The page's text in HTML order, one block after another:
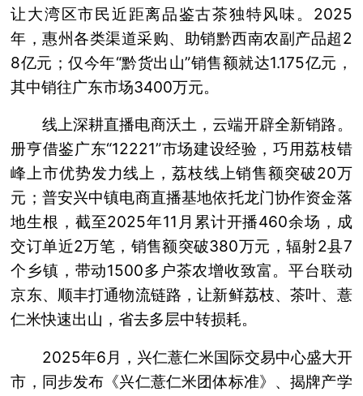
让大湾区市民近距离品鉴古茶独特风味。2025
年，惠州各类渠道采购、助销黔西南农副产品超2
8亿元；仅今年“黔货出山”销售额就达1.175亿元，
其中销往广东市场3400万元。
线上深耕直播电商沃土，云端开辟全新销路。
册亨借鉴广东“12221”市场建设经验，巧用荔枝错
峰上市优势发力线上，荔枝线上销售额突破20万
元；普安兴中镇电商直播基地依托龙门协作资金落
地生根，截至2025年11月累计开播460余场，成
交订单近2万笔，销售额突破380万元，辐射2县7
个乡镇，带动1500多户茶农增收致富。平台联动
京东、顺丰打通物流链路，让新鲜荔枝、茶叶、薏
仁米快速出山，省去多层中转损耗。
2025年6月，兴仁薏仁米国际交易中心盛大开
市，同步发布《兴仁薏仁米团体标准》、揭牌产学